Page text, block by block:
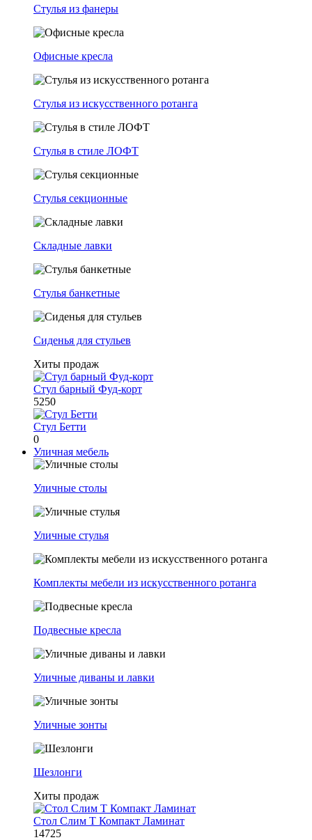
Стулья из фанеры
Офисные кресла
Стулья из искусственного ротанга
Стулья в стиле ЛОФТ
Стулья секционные
Складные лавки
Стулья банкетные
Сиденья для стульев
Хиты продаж
Стул барный Фуд-корт
5250
Стул Бетти
0
Уличная мебель
Уличные столы
Уличные стулья
Комплекты мебели из искусственного ротанга
Подвесные кресла
Уличные диваны и лавки
Уличные зонты
Шезлонги
Хиты продаж
Стол Слим Т Компакт Ламинат
14725